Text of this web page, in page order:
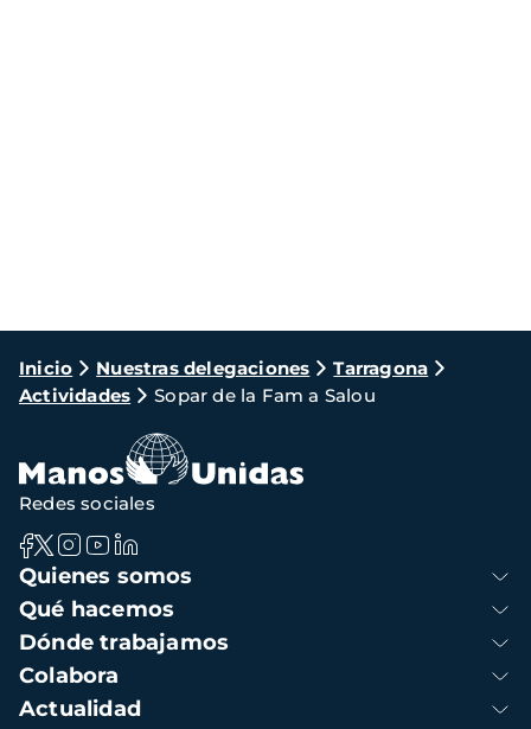
Ruta
de
navegación
Inicio Nuestras delegaciones
Tarragona
Actividades
Sopar de la Fam a Salou
Navegación
principal
Quienes somos
Qué hacemos
Dónde trabajamos
Colabora
Actualidad
Redes sociales